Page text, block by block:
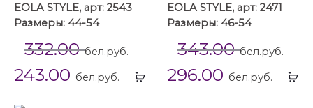
Выбрать
EOLA STYLE, арт: 2543
Размеры: 44-54
332.00бел.руб.
243.00 бел.руб.
EOLA STYLE, арт: 2471
Размеры: 46-54
343.00бел.руб.
296.00 бел.руб.